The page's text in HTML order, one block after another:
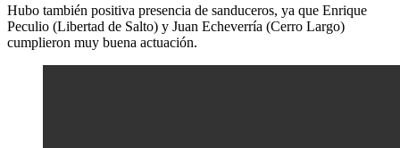
Hubo también positiva presencia de sanduceros, ya que Enrique
Peculio (Libertad de Salto) y Juan Echeverría (Cerro Largo)
cumplieron muy buena actuación.